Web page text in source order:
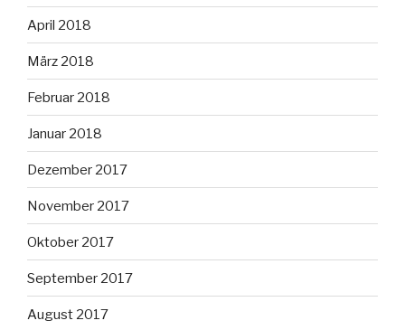
April 2018
März 2018
Februar 2018
Januar 2018
Dezember 2017
November 2017
Oktober 2017
September 2017
August 2017